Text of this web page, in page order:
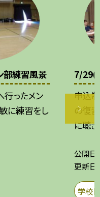
部練習風景
行ったメン
に練習をし
7/29(
申込
の復
に聴き
公開日
更新日
学校